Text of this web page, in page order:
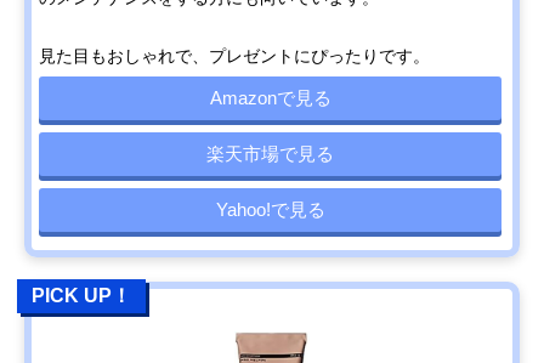
見た目もおしゃれで、プレゼントにぴったりです。
Amazonで見る
楽天市場で見る
Yahoo!で見る
PICK UP！